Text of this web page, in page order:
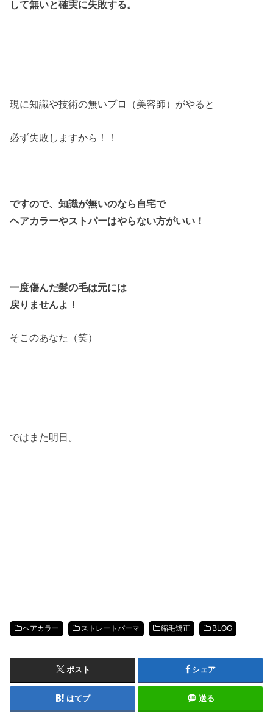
して無いと確実に失敗する。
現に知識や技術の無いプロ（美容師）がやると
必ず失敗しますから！！
ですので、知識が無いのなら自宅で
ヘアカラーやストパーはやらない方がいい！
一度傷んだ髪の毛は元には
戻りませんよ！
そこのあなた（笑）
ではまた明日。
ヘアカラー ストレートパーマ 縮毛矯正 BLOG
ポスト シェア
はてブ 送る